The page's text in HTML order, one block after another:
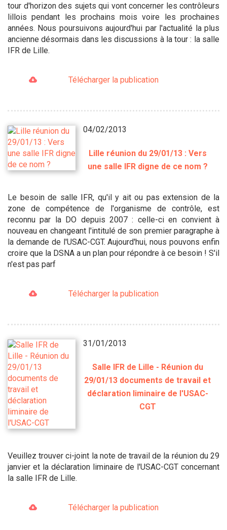
tour d'horizon des sujets qui vont concerner les contrôleurs
lillois pendant les prochains mois voire les prochaines
années. Nous poursuivons aujourd'hui par l'actualité la plus
ancienne désormais dans les discussions à la tour : la salle
IFR de Lille.
Télécharger la publication
04/02/2013
Lille réunion du 29/01/13 : Vers
une salle IFR digne de ce nom ?
Le besoin de salle IFR, qu'il y ait ou pas extension de la
zone de compétence de l'organisme de contrôle, est
reconnu par la DO depuis 2007 : celle-ci en convient à
nouveau en changeant l'intitulé de son premier paragraphe à
la demande de l'USAC-CGT. Aujourd'hui, nous pouvons enfin
croire que la DSNA a un plan pour répondre à ce besoin ! S'il
n'est pas parf
Télécharger la publication
31/01/2013
Salle IFR de Lille - Réunion du
29/01/13 documents de travail et
déclaration liminaire de l'USAC-
CGT
Veuillez trouver ci-joint la note de travail de la réunion du 29
janvier et la déclaration liminaire de l'USAC-CGT concernant
la salle IFR de Lille.
Télécharger la publication